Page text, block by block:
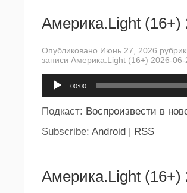
Америка.Light (16+)
Опубликовано Июнь 27, 2026
записи Америка.Light (16+) 2026-06-
00:00
Подкаст: Воспроизвести в
Subscribe: Android | RSS
Америка.Light (16+)